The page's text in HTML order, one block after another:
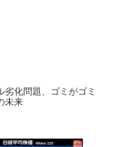
劣化問題、ゴミがゴミ
未来